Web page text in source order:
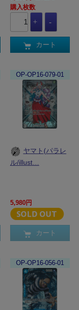
購入枚数
カート
OP-OP16-079-01
ヤマト(パラレ
ル/illust…
5,980円
カート
OP-OP16-056-01